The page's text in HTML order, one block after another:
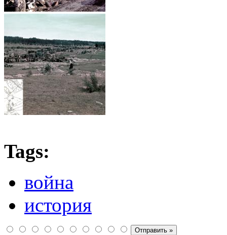
Tags:
война
история